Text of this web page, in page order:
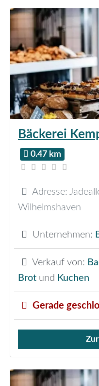
Bäckerei
0.47 km
Adresse:
Wilhelmshaven
Unternehmen:
Verkauf von:
Brot und Kuchen
Gerade
Verkauf von Brötchen,